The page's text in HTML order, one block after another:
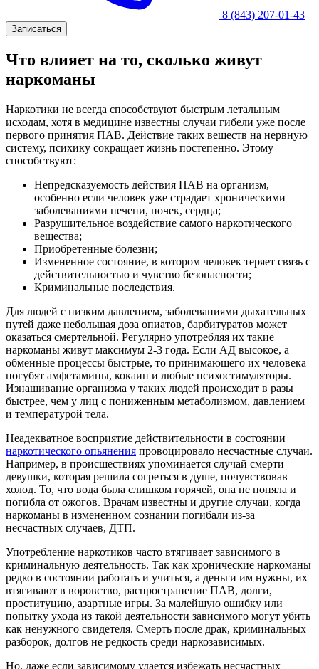
8 (843) 207-01-43
Записаться
Что влияет на то, сколько живут
наркоманы
Наркотики не всегда способствуют быстрым летальным
исходам, хотя в медицине известны случаи гибели уже после
первого принятия ПАВ. Действие таких веществ на нервную
систему, психику сокращает жизнь постепенно. Этому
способствуют:
Непредсказуемость действия ПАВ на организм,
особенно если человек уже страдает хроническими
заболеваниями печени, почек, сердца;
Разрушительное воздействие самого наркотического
вещества;
Приобретенные болезни;
Измененное состояние, в котором человек теряет связь с
действительностью и чувство безопасности;
Криминальные последствия.
Для людей с низким давлением, заболеваниями дыхательных
путей даже небольшая доза опиатов, барбитуратов может
оказаться смертельной. Регулярно употребляя их такие
наркоманы живут максимум 2-3 года. Если АД высокое, а
обменные процессы быстрые, то принимающего их человека
погубят амфетамины, кокаин и любые психостимуляторы.
Изнашивание организма у таких людей происходит в разы
быстрее, чем у лиц с пониженным метаболизмом, давлением
и температурой тела.
Неадекватное восприятие действительности в состоянии
наркотического опьянения провоцировало несчастные случаи.
Например, в происшествиях упоминается случай смерти
девушки, которая решила согреться в душе, почувствовав
холод. То, что вода была слишком горячей, она не поняла и
погибла от ожогов. Врачам известны и другие случаи, когда
наркоманы в измененном сознании погибали из-за
несчастных случаев, ДТП.
Употребление наркотиков часто втягивает зависимого в
криминальную деятельность. Так как хронические наркоманы
редко в состоянии работать и учиться, а деньги им нужны, их
втягивают в воровство, распространение ПАВ, долги,
проституцию, азартные игры. За малейшую ошибку или
попытку ухода из такой деятельности зависимого могут убить
как ненужного свидетеля. Смерть после драк, криминальных
разборок, долгов не редкость среди наркозависимых.
Но, даже если зависимому удается избежать несчастных